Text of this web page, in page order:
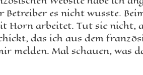
es nicht wusste.
Horn arbeitet. Tut sie nicht,
das ich aus dem
melden. Mal schauen, was